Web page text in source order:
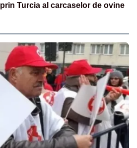
Turcia al carcaselor de ovine